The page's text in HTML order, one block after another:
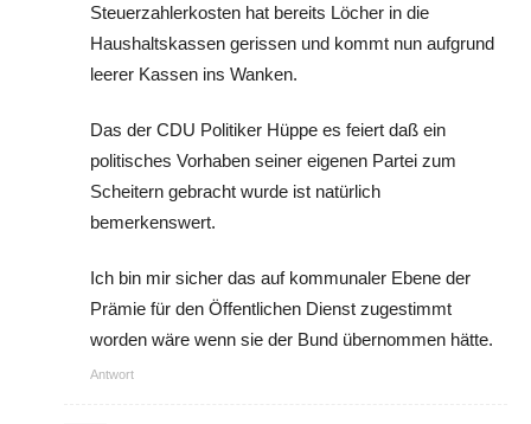
Steuerzahlerkosten hat bereits Löcher in die
Haushaltskassen gerissen und kommt nun aufgrund
leerer Kassen ins Wanken.
Das der CDU Politiker Hüppe es feiert daß ein
politisches Vorhaben seiner eigenen Partei zum
Scheitern gebracht wurde ist natürlich
bemerkenswert.
Ich bin mir sicher das auf kommunaler Ebene der
Prämie für den Öffentlichen Dienst zugestimmt
worden wäre wenn sie der Bund übernommen hätte.
Antwort